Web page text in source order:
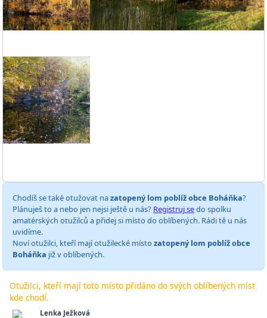
Chodíš se také otužovat nazatopený lom poblíž obce Boháňka?
Plánuješ to a nebo jen nejsi ještě u nás? Registruj sedo spolku
amatérských otužilců a přidej si místo do oblíbených. Rádi tě u nás
uvidíme.
Noví otužilci, kteří mají otužilecké místo zatopený lom poblíž obce
Boháňka již v oblíbených.
Otužilci, kteří mají toto místo přidáno do svých oblíbených míst
kde chodí.
Lenka Ježková